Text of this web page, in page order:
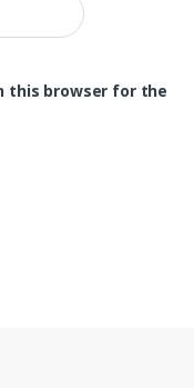
this browser for the